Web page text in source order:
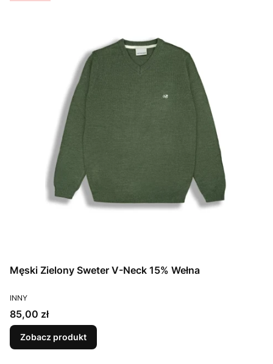
Męski Zielony Sweter V-Neck 15% Wełna
PRODUCENT
INNY
Cena
85,00 zł
Zobacz produkt